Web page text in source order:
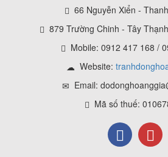
66 Nguyễn Xiển -
879 Trường Chinh - Tây
Mobile: 0912 417 168 /
Website:
Email:
Mã số thuế: